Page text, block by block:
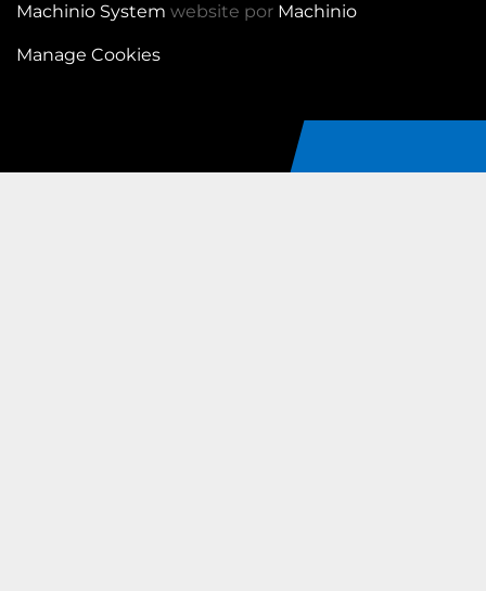
Machinio System website por Machinio
Manage Cookies